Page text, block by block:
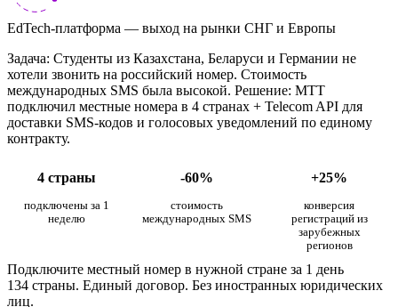
EdTech-платформа — выход на рынки СНГ и Европы
Задача: Студенты из Казахстана, Беларуси и Германии не
хотели звонить на российский номер. Стоимость
международных SMS была высокой. Решение: МТТ
подключил местные номера в 4 странах + Telecom API для
доставки SMS-кодов и голосовых уведомлений по единому
контракту.
4 страны -60% +25%
подключены за 1
неделю
стоимость
международных SMS
конверсия
регистраций из
зарубежных
регионов
Подключите местный номер в нужной стране за 1 день
134 страны. Единый договор. Без иностранных юридических
лиц.